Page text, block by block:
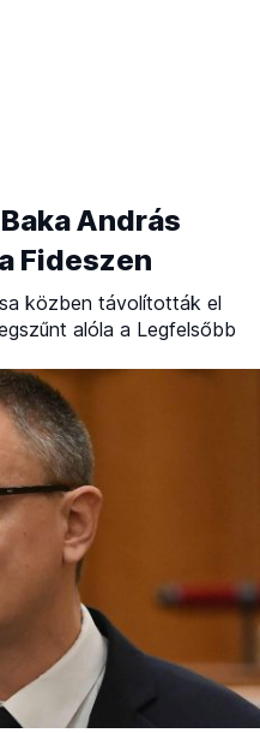
András
Fideszen
közben távolították el
alóla a Legfelsőbb